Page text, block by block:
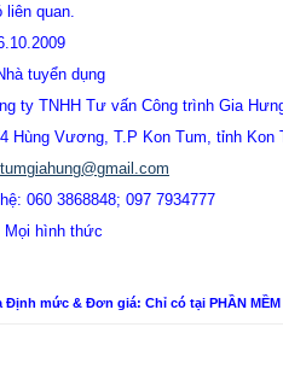
liên quan.
tuyển dụng
ty TNHH Tư vấn Công trình Gia
Hùng Vương, T.P Kon Tum, tỉnh Kon
060 3868848; 097 7934777
Mọi hình thức
Định mức & Đơn giá: Chỉ có tại PHẦN MỀM